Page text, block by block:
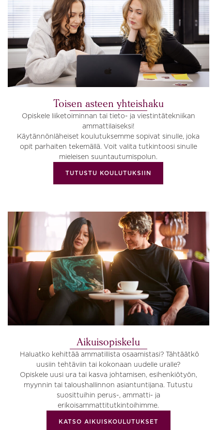
Toisen asteen yhteishaku
Opiskele liiketoiminnan tai tieto- ja viestintätekniikan
ammattilaiseksi!
Käytännönläheiset koulutuksemme sopivat sinulle, joka
opit parhaiten tekemällä. Voit valita tutkintoosi sinulle
mieleisen suuntautumispolun.
TUTUSTU KOULUTUKSIIN
Aikuisopiskelu
Haluatko kehittää ammatillista osaamistasi? Tähtäätkö
uusiin tehtäviin tai kokonaan uudelle uralle?
Opiskele uusi ura tai kasva johtamisen, esihenkiötyön,
myynnin tai taloushallinnon asiantuntijana. Tutustu
suosittuihin perus-, ammatti- ja
erikoisammattitutkintoihimme.
KATSO AIKUISKOULUTUKSET